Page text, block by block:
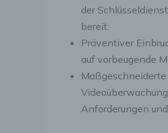
der
bereit.
Präventiver
auf vorbeugende
Anforderungen